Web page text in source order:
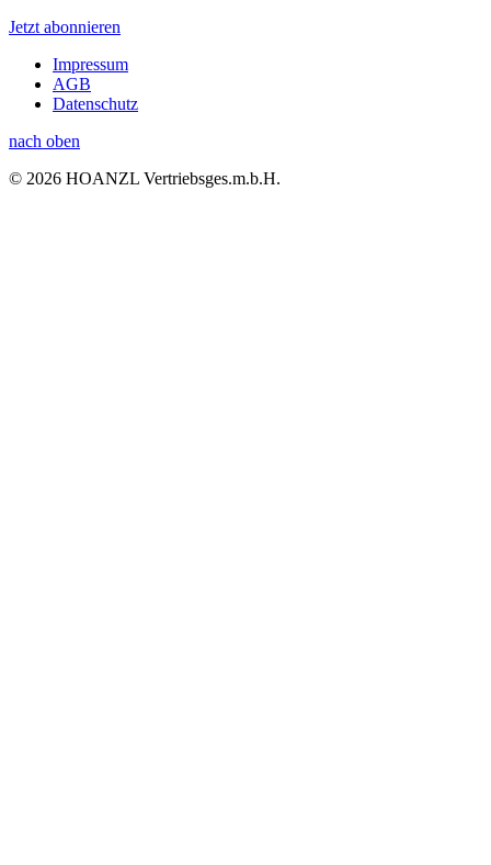
Jetzt abonnieren
Impressum
AGB
Datenschutz
nach oben
© 2026 HOANZL Vertriebsges.m.b.H.